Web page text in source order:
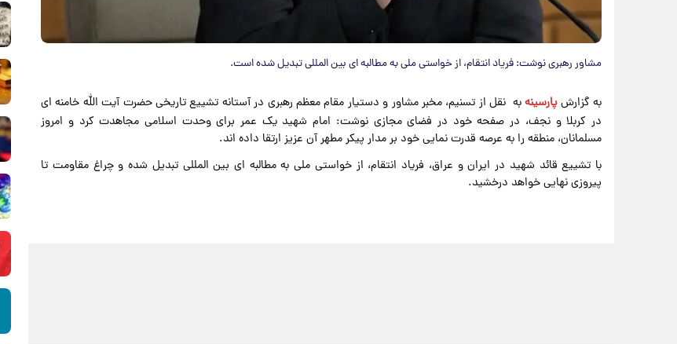
مشاور رهبری نوشت: فریاد انتقام، از خواستی ملی به مطالبه ای بین المللی تبدیل شده است.
به گزارش پارسینهبه نقل از تسنیم، مخبر مشاور و دستیار مقام معظم رهبری در آستانه تشییع تاریخی حضرت آیت الله خامنه ای
در کربلا و نجف، در صفحه خود در فضای مجازی نوشت: امام شهید یک عمر برای وحدت اسلامی مجاهدت کرد و امروز
مسلمانان، منطقه را به عرصه قدرت نمایی خود بر مدار پیکر مطهر آن عزیز ارتقا داده اند.
با تشییع قائد شهید در ایران و عراق، فریاد انتقام، از خواستی ملی به مطالبه ای بین المللی تبدیل شده و چراغ مقاومت تا
پیروزی نهایی خواهد درخشید.